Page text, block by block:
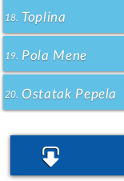
18. Toplina
19. Pola Mene
20. Ostatak Pepela